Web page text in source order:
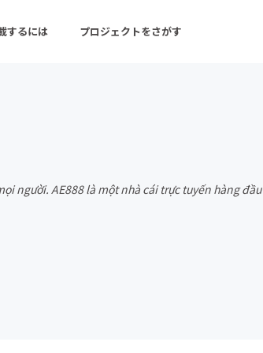
するには プロジェクトをさがす
ロジェクト
舞台・パフォーマンス
người. AE888 là một nhà cái trực tuyến hàng đầu